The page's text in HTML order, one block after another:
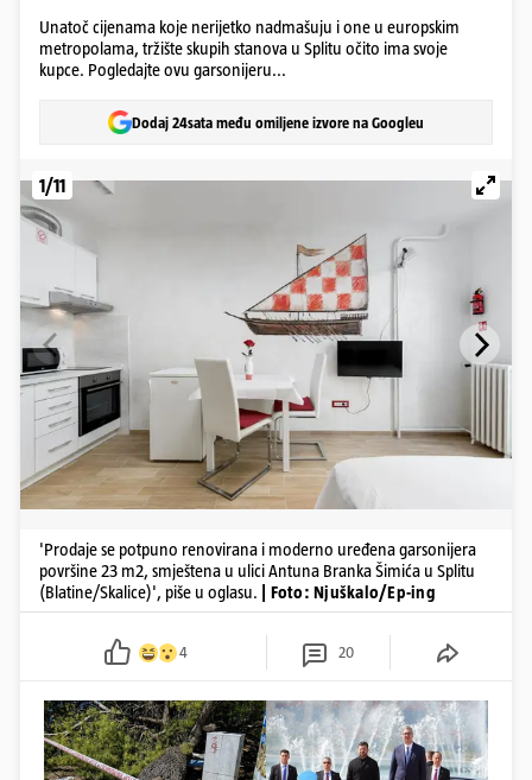
Unatoč cijenama koje nerijetko nadmašuju i one u europskim
metropolama, tržište skupih stanova u Splitu očito ima svoje
kupce. Pogledajte ovu garsonijeru...
Dodaj 24sata među omiljene izvore na Googleu
1/11
'Prodaje se potpuno renovirana i moderno uređena garsonijera
površine 23 m2, smještena u ulici Antuna Branka Šimića u Splitu
(Blatine/Skalice)', piše u oglasu.
| Foto: Njuškalo/Ep-ing
4 20